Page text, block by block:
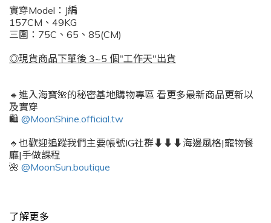
實穿Model：J編
157CM、49KG
三圍：75C、65、85(CM)
◎現貨商品下單後 3~5 個"工作天"出貨
🔹進入海寶🌺的秘密基地購物專區 看更多最新商品更新以
及實穿
🛍️ @MoonShine.official.tw
🔹也歡迎追蹤我們主要帳號IG社群⬇️⬇️⬇️海邊風格|寵物餐
廳|手做課程
🌺 @MoonSun.boutique
了解更多